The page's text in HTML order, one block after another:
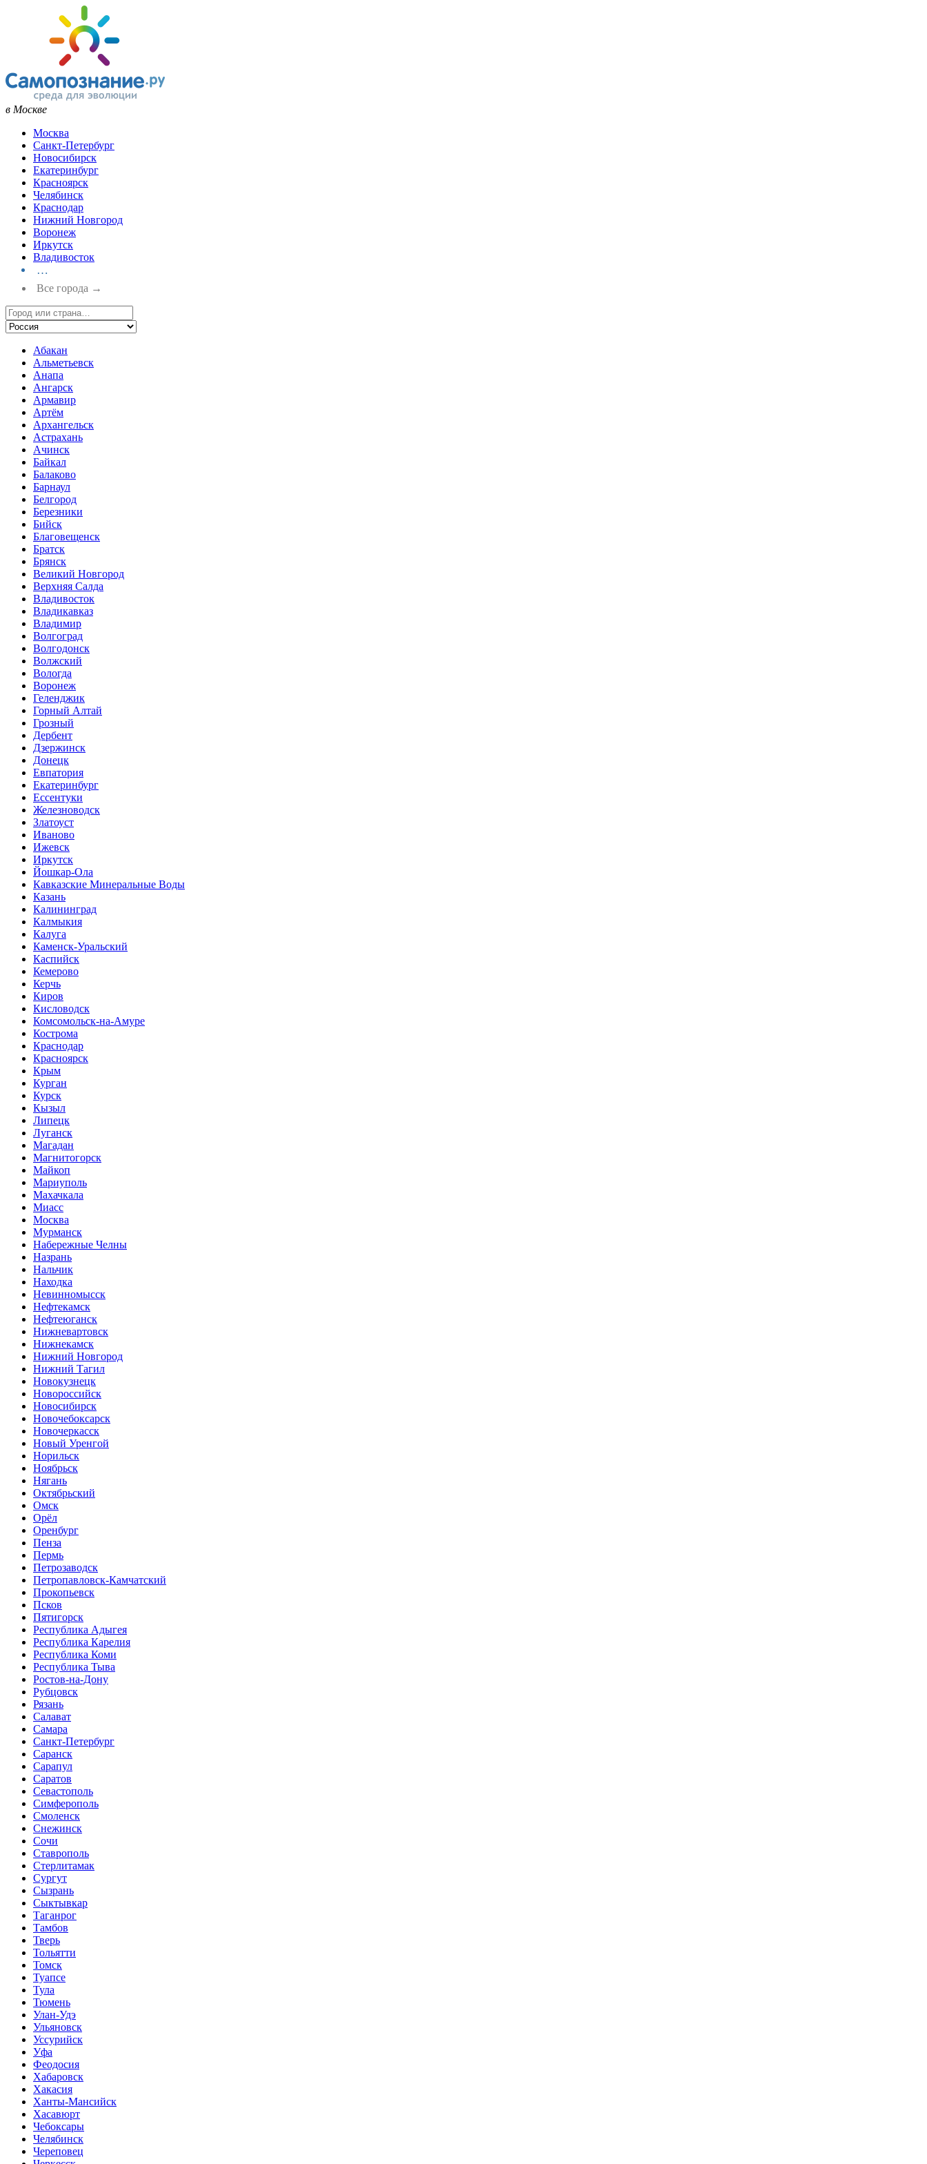
в Москве
Москва
Санкт-Петербург
Новосибирск
Екатеринбург
Красноярск
Челябинск
Краснодар
Нижний Новгород
Воронеж
Иркутск
Владивосток
…
Все города →
Абакан
Альметьевск
Анапа
Ангарск
Армавир
Артём
Архангельск
Астрахань
Ачинск
Байкал
Балаково
Барнаул
Белгород
Березники
Бийск
Благовещенск
Братск
Брянск
Великий Новгород
Верхняя Салда
Владивосток
Владикавказ
Владимир
Волгоград
Волгодонск
Волжский
Вологда
Воронеж
Геленджик
Горный Алтай
Грозный
Дербент
Дзержинск
Донецк
Евпатория
Екатеринбург
Ессентуки
Железноводск
Златоуст
Иваново
Ижевск
Иркутск
Йошкар-Ола
Кавказские Минеральные Воды
Казань
Калининград
Калмыкия
Калуга
Каменск-Уральский
Каспийск
Кемерово
Керчь
Киров
Кисловодск
Комсомольск-на-Амуре
Кострома
Краснодар
Красноярск
Крым
Курган
Курск
Кызыл
Липецк
Луганск
Магадан
Магнитогорск
Майкоп
Мариуполь
Махачкала
Миасс
Москва
Мурманск
Набережные Челны
Назрань
Нальчик
Находка
Невинномысск
Нефтекамск
Нефтеюганск
Нижневартовск
Нижнекамск
Нижний Новгород
Нижний Тагил
Новокузнецк
Новороссийск
Новосибирск
Новочебоксарск
Новочеркасск
Новый Уренгой
Норильск
Ноябрьск
Нягань
Октябрьский
Омск
Орёл
Оренбург
Пенза
Пермь
Петрозаводск
Петропавловск-Камчатский
Прокопьевск
Псков
Пятигорск
Республика Адыгея
Республика Карелия
Республика Коми
Республика Тыва
Ростов-на-Дону
Рубцовск
Рязань
Салават
Самара
Санкт-Петербург
Саранск
Сарапул
Саратов
Севастополь
Симферополь
Смоленск
Снежинск
Сочи
Ставрополь
Стерлитамак
Сургут
Сызрань
Сыктывкар
Таганрог
Тамбов
Тверь
Тольятти
Томск
Туапсе
Тула
Тюмень
Улан-Удэ
Ульяновск
Уссурийск
Уфа
Феодосия
Хабаровск
Хакасия
Ханты-Мансийск
Хасавюрт
Чебоксары
Челябинск
Череповец